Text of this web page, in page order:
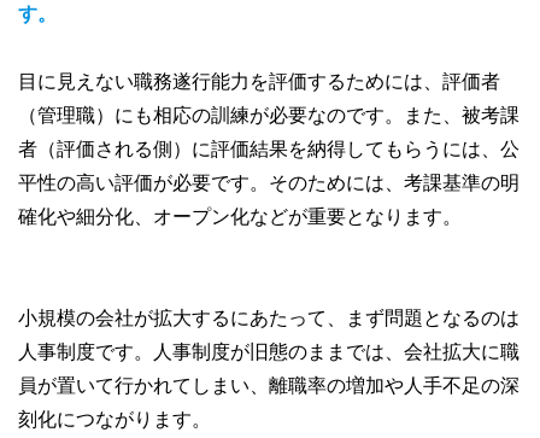
す。
目に見えない職務遂行能力を評価するためには、評価者
（管理職）にも相応の訓練が必要なのです。また、被考課
者（評価される側）に評価結果を納得してもらうには、公
平性の高い評価が必要です。そのためには、考課基準の明
確化や細分化、オープン化などが重要となります。
小規模の会社が拡大するにあたって、まず問題となるのは
人事制度です。人事制度が旧態のままでは、会社拡大に職
員が置いて行かれてしまい、離職率の増加や人手不足の深
刻化につながります。